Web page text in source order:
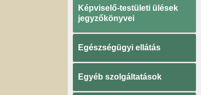
Képviselő-testületi ülések
jegyzőkönyvei
Egészségügyi ellátás
Egyéb szolgáltatások